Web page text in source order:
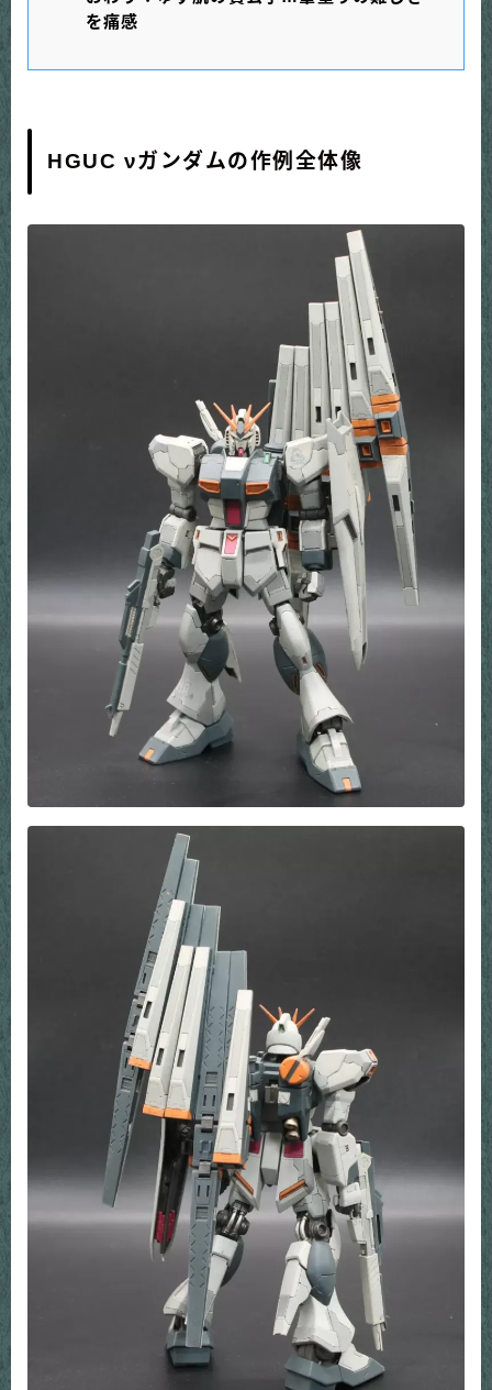
を痛感
HGUC νガンダムの作例全体像